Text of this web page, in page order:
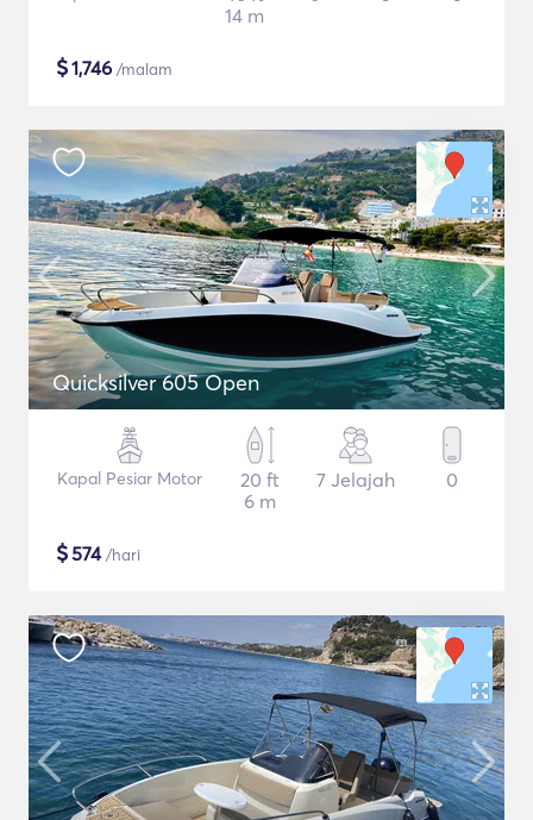
14 m
$1,746 /malam
Quicksilver 605 Open
Kapal Pesiar Motor
20 ft
6 m
7 Jelajah 0
$574/hari